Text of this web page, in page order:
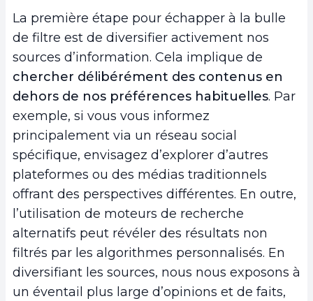
La première étape pour échapper à la bulle
de filtre est de diversifier activement nos
sources d’information. Cela implique de
chercher délibérément des contenus en
dehors de nos préférences habituelles. Par
exemple, si vous vous informez
principalement via un réseau social
spécifique, envisagez d’explorer d’autres
plateformes ou des médias traditionnels
offrant des perspectives différentes. En outre,
l’utilisation de moteurs de recherche
alternatifs peut révéler des résultats non
filtrés par les algorithmes personnalisés. En
diversifiant les sources, nous nous exposons à
un éventail plus large d’opinions et de faits,